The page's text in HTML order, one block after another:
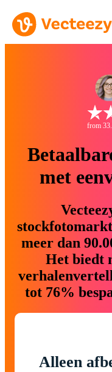
from
met
meer dan
Het biedt
tot 76%
Alleen